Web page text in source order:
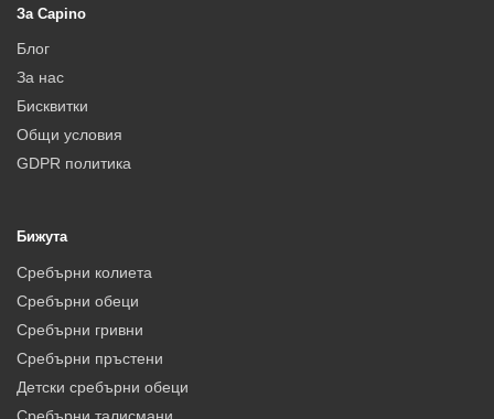
За Capino
Блог
За нас
Бисквитки
Общи условия
GDPR политика
Бижута
Сребърни колиета
Сребърни обеци
Сребърни гривни
Сребърни пръстени
Детски сребърни обеци